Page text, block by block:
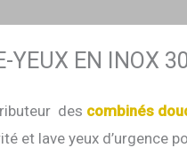
YEUX EN INOX
des combinés
et lave yeux